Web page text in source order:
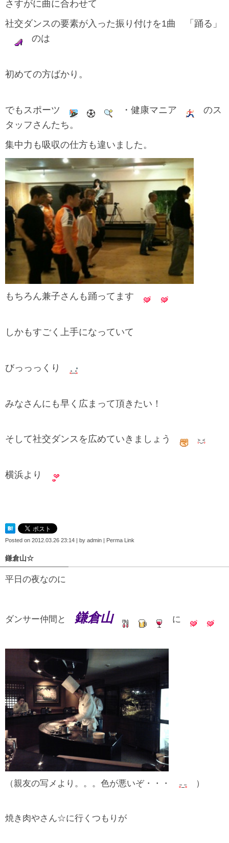
さすがに曲に合わせて
社交ダンスの要素が入った振り付けを1曲 「踊る」
のは
初めての方ばかり。
でもスポーツ ・健康マニア
のス
タッフさんたち。
集中力も吸収の仕方も違いました。
もちろん兼子さんも踊ってます
しかもすごく上手になっていて
びっっっくり
みなさんにも早く広まって頂きたい！
そして社交ダンスを広めていきましょう
横浜より
Posted on 2012.03.26 23:14 by admin Perma Link
鎌倉山☆
平日の夜なのに
ダンサー仲間と 鎌倉山 に
（親友の写メより。。。色が悪いぞ・・・ ）
焼き肉やさん☆に行くつもりが